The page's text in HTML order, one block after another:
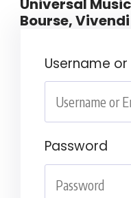
Universal
Bourse,
Username
Password